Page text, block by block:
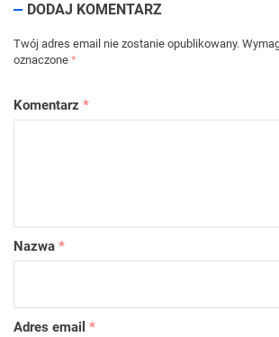
DODAJ KOMENTARZ
Twój adres email nie zostanie opublikowany.
oznaczone *
Komentarz *
Nazwa *
Adres email *